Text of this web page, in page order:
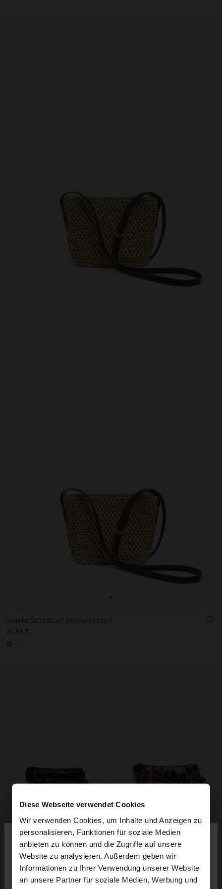
Diese Webseite verwendet Cookies
Wir verwenden Cookies, um Inhalte und Anzeigen zu
personalisieren, Funktionen für soziale Medien
anbieten zu können und die Zugriffe auf unsere
Website zu analysieren. Außerdem geben wir
Informationen zu Ihrer Verwendung unserer Website
an unsere Partner für soziale Medien, Werbung und
hallo
Sie greifen von Austria auf die Website zu.
Möchten Sie unsere United States Website
+
UMHÄNGETASCHE STROHEFFEKT
25,99 €